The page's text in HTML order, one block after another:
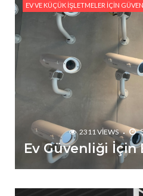
#HiLook IPC-T220H-F
Kamera ile Kesintisiz Kayıt
#HiLook IPC-B121H:
Destekli Güvenlik Çözümü
#HiLook IPC-T240H-F:
WDR ile Net Görüntüleme
#HiLook IPC-B120HA: TF
Menzilli Kompakt Güvenlik
#HiLook IPC-T221H-F:
Açılı IP Kamera İncelemesi
#HiLook IPC-B640H-Z:
EV VE KÜÇÜK İŞLETMELER İÇIN
2311 VIEWS